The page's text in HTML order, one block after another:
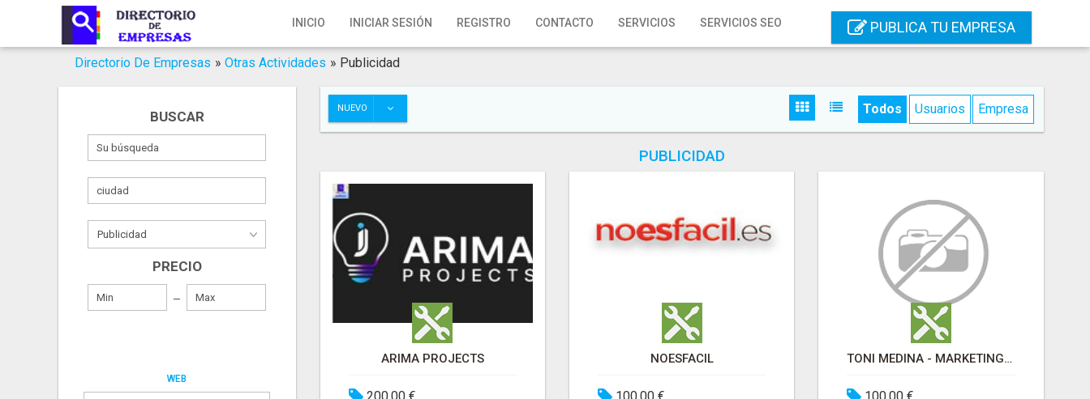
INICIO INICIAR SESIÓN REGISTRO CONTACTO SERVICIOS SERVICIOS SEO PUBLICA TU EMPRESA
Inicio
Iniciar Sesión
Servicios SEO
Publica Tu Empresa
Directorio De Empresas » Otras Actividades » Publicidad
BUSCAR
PRECIO
WEB
NUEVO Todos Usuarios Empresa
PUBLICIDAD
ARIMA PROJECTS NOESFACIL TONI MEDINA - MARKETING CONSULTING